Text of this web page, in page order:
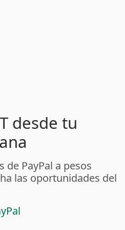
desde tu
de PayPal a pesos
las oportunidades del